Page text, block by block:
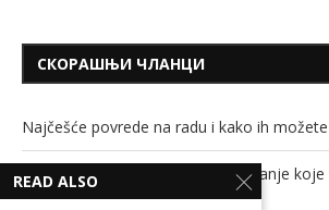
СКОРАШЊИ ЧЛАНЦИ
Najčešće povrede na radu i kako ih
Savremeni studenti traže obrazovanje
rezultatima
READ ALSO